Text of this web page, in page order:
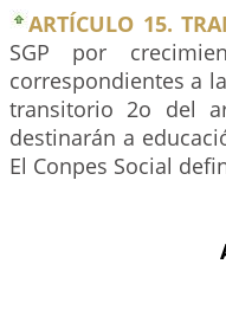
ARTÍCULO 15.
SGP por
correspondientes a
transitorio 2o del
destinarán a
El Conpes Social